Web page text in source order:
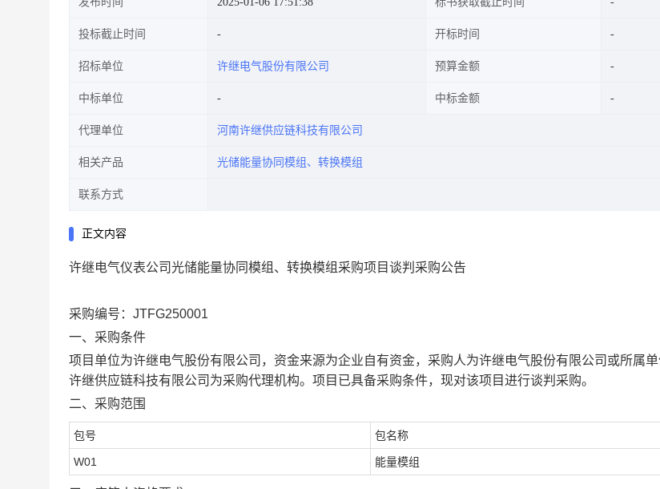
投标截止时间 开标时间
招标单位 许继电气股份有限公司 预算金额
中标单位 中标金额
代理单位 河南许继供应链科技有限公司
相关产品 光储能量协同模组、转换模组
联系方式
正文内容
许继电气仪表公司光储能量协同模组、转换模组采购项目谈判采购公告
采购编号： JTFG250001
一、采购条件
项目单位为许继电气股份有限公司，资金来源为企业自有资金，采购人为许继电气股份有限公司或所属
许继供应链科技有限公司 为采购代理机构。项目已具备采购条件，现对该项目进行谈判采购。
二、采购范围
包号 包名称
W01 能量模组